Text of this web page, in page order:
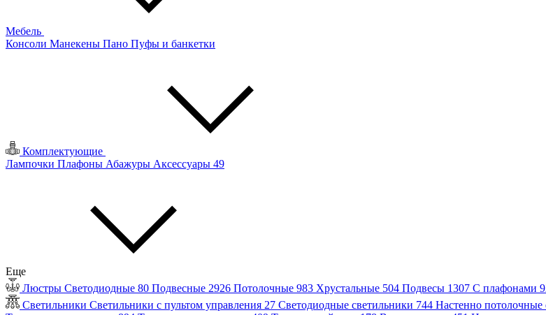
Мебель
Консоли Манекены Пано Пуфы и банкетки
Комплектующие
Лампочки Плафоны Абажуры Аксессуары 49
Еще
Люстры Светодиодные 80 Подвесные 2926 Потолочные 983 Хрустальные 504 Подвесы 1307 С плафонами
Светильники Светильники с пультом управления 27 Светодиодные светильники 744 Настенно потолочные